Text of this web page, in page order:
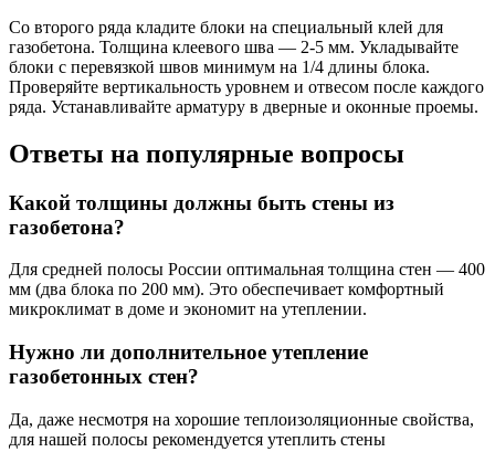
Со второго ряда кладите блоки на специальный клей для
газобетона. Толщина клеевого шва — 2-5 мм. Укладывайте
блоки с перевязкой швов минимум на 1/4 длины блока.
Проверяйте вертикальность уровнем и отвесом после каждого
ряда. Устанавливайте арматуру в дверные и оконные проемы.
Ответы на популярные вопросы
Какой толщины должны быть стены из
газобетона?
Для средней полосы России оптимальная толщина стен — 400
мм (два блока по 200 мм). Это обеспечивает комфортный
микроклимат в доме и экономит на утеплении.
Нужно ли дополнительное утепление
газобетонных стен?
Да, даже несмотря на хорошие теплоизоляционные свойства,
для нашей полосы рекомендуется утеплить стены